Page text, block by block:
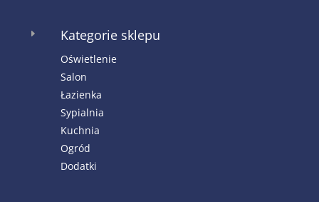
E Kategorie sklepu
Oświetlenie
Salon
Łazienka
Sypialnia
Kuchnia
Ogród
Dodatki